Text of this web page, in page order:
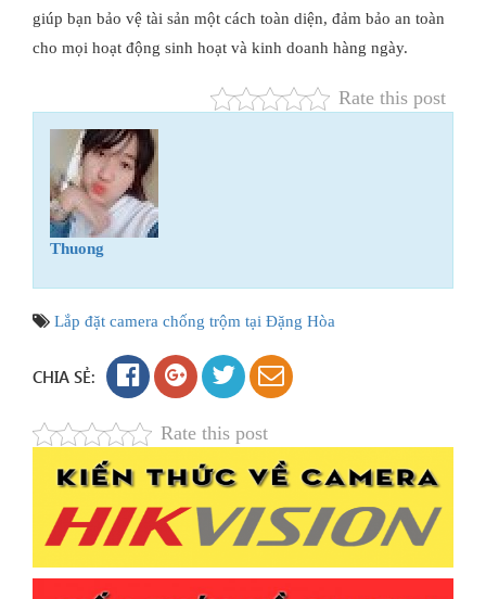
giúp bạn bảo vệ tài sản một cách toàn diện, đảm bảo an toàn
cho mọi hoạt động sinh hoạt và kinh doanh hàng ngày.
Rate this post
Thuong
Lắp đặt camera chống trộm tại Đặng Hòa
CHIA SẺ:
Rate this post